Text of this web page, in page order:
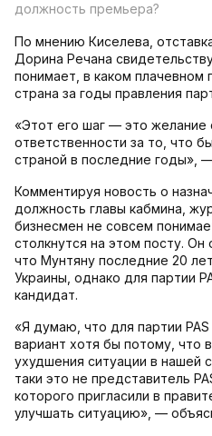
должность премьера?
По мнению Киселева,
Дорина Речана
понимает, в каком плачевном
страна за годы правления
«Этот его шаг — это желание
ответственности за то, что
страной в последние годы»,
Комментируя новость о
должность главы кабмина,
бизнесмен не совсем
столкнутся на этом посту. Он
что Мунтяну последние 20
Украины, однако для партии
кандидат.
«Я думаю, что для партии
вариант хотя бы потому, что
ухудшения ситуации в нашей
таки это не представитель
которого пригласили в
улучшать ситуацию», —